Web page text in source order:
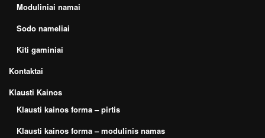
Moduliniai namai
Sodo nameliai
Kiti gaminiai
Kontaktai
Klausti Kainos
Klausti kainos forma – pirtis
Klausti kainos forma – modulinis namas